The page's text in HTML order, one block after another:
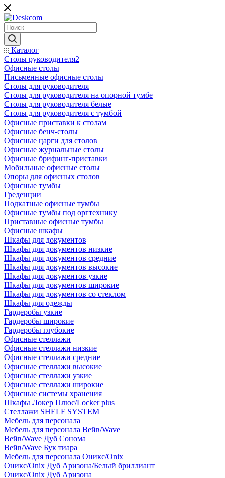
Каталог
Столы руководителя2
Офисные столы
Письменные офисные столы
Столы для руководителя
Столы для руководителя на опорной тумбе
Столы для руководителя белые
Столы для руководителя с тумбой
Офисные приставки к столам
Офисные бенч-столы
Офисные царги для столов
Офисные журнальные столы
Офисные брифинг-приставки
Мобильные офисные столы
Опоры для офисных столов
Офисные тумбы
Греденции
Подкатные офисные тумбы
Офисные тумбы под оргтехнику
Приставные офисные тумбы
Офисные шкафы
Шкафы для документов
Шкафы для документов низкие
Шкафы для документов средние
Шкафы для документов высокие
Шкафы для документов узкие
Шкафы для документов широкие
Шкафы для документов со стеклом
Шкафы для одежды
Гардеробы узкие
Гардеробы широкие
Гардеробы глубокие
Офисные стеллажи
Офисные стеллажи низкие
Офисные стеллажи средние
Офисные стеллажи высокие
Офисные стеллажи узкие
Офисные стеллажи широкие
Офисные системы хранения
Шкафы Локер Плюс/Locker plus
Стеллажи SHELF SYSTEM
Мебель для персонала
Мебель для персонала Вейв/Wave
Вейв/Wave Дуб Сонома
Вейв/Wave Бук тиара
Мебель для персонала Оникс/Onix
Оникс/Onix Дуб Аризона/Белый бриллиант
Оникс/Onix Дуб Аризона